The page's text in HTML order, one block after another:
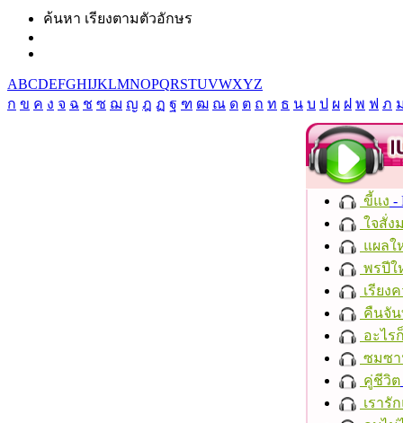
ค้นหา เรียงตามตัวอักษร
ABCDEFGHIJKLMNOPQRSTUVWXYZ
ก ข ค ง จ ฉ ช ซ ฌ ญ ฎ ฏ ฐ ฑ ฒ ณ ด ต ถ ท ธ น บ ป ผ ฝ พ ฟ ภ
ขี้แง -
ใจสั่ง
แผลใ
พรปีใ
เรียง
คืนจั
อะไร
ซมซ
คู่ชีวิต
เรารั